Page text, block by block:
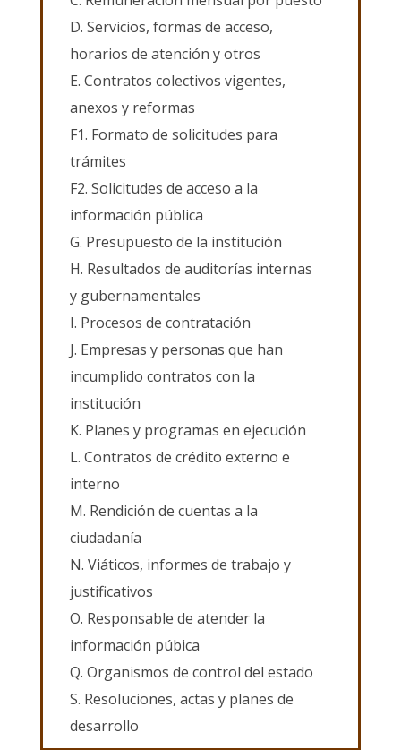
D. Servicios, formas de acceso,
horarios de atención y otros
E. Contratos colectivos vigentes,
anexos y reformas
F1. Formato de solicitudes para
trámites
F2. Solicitudes de acceso a la
información pública
G. Presupuesto de la institución
H. Resultados de auditorías internas
y gubernamentales
I. Procesos de contratación
J. Empresas y personas que han
incumplido contratos con la
institución
K. Planes y programas en ejecución
L. Contratos de crédito externo e
interno
M. Rendición de cuentas a la
ciudadanía
N. Viáticos, informes de trabajo y
justificativos
O. Responsable de atender la
información púbica
Q. Organismos de control del estado
S. Resoluciones, actas y planes de
desarrollo